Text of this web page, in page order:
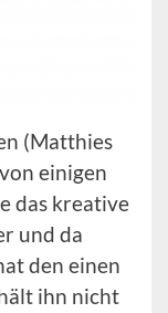
(Matthies
einigen
das kreative
und da
den einen
ihn nicht